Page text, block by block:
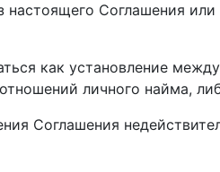
Соглашения
как установление
личного найма,
Соглашения